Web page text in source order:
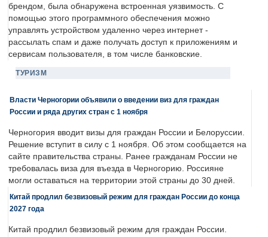
брендом, была обнаружена встроенная уязвимость. С
помощью этого программного обеспечения можно
управлять устройством удаленно через интернет -
рассылать спам и даже получать доступ к приложениям и
сервисам пользователя, в том числе банковские.
ТУРИЗМ
Власти Черногории объявили о введении виз для граждан
России и ряда других стран с 1 ноября
Черногория вводит визы для граждан России и Белоруссии.
Решение вступит в силу с 1 ноября. Об этом сообщается на
сайте правительства страны. Ранее гражданам России не
требовалась виза для въезда в Черногорию. Россияне
могли оставаться на территории этой страны до 30 дней.
Китай продлил безвизовый режим для граждан России до конца
2027 года
Китай продлил безвизовый режим для граждан России.